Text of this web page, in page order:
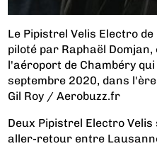
Le Pipistrel Velis Electro
piloté par Raphaël
l'aéroport de Chambéry
septembre 2020, dans
Gil Roy / Aerobuzz.fr
Deux Pipistrel Electro
aller-retour entre